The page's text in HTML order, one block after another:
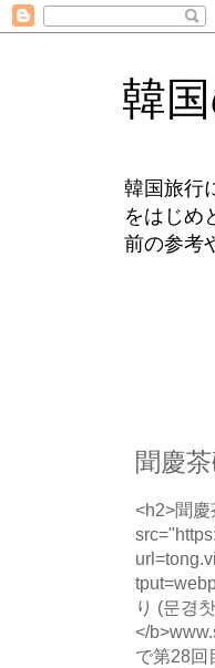
韓
韓国旅行
をはじめ
前の参考
聞慶
<h2>聞
り (문경
</
で第28回